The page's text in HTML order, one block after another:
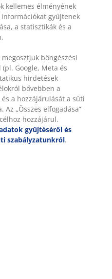
ahogy Ön szeretné
cm
gyűjtenek
a statisztikák és a
Google, Meta és
hirdetések
bővebben a
a hozzájárulását a
Az „Összes
célhoz
személyes adatok
, valamint asüti